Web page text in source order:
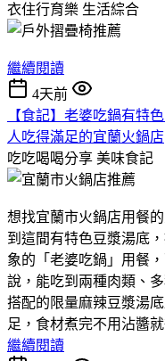
衣住行育樂 生活綜合
繼續閱讀
4天前
【食記】老婆吃鍋有特
人吃得滿足的宜蘭火鍋店
吃吃喝喝分享 美味食記
想找宜蘭市火鍋店用餐
到這間有特色豆漿湯底
象的「老婆吃鍋」用餐
說，能吃到兩種肉類、
搭配的限量麻辣豆漿湯
足，食材煮完不用沾醬就
繼續閱讀